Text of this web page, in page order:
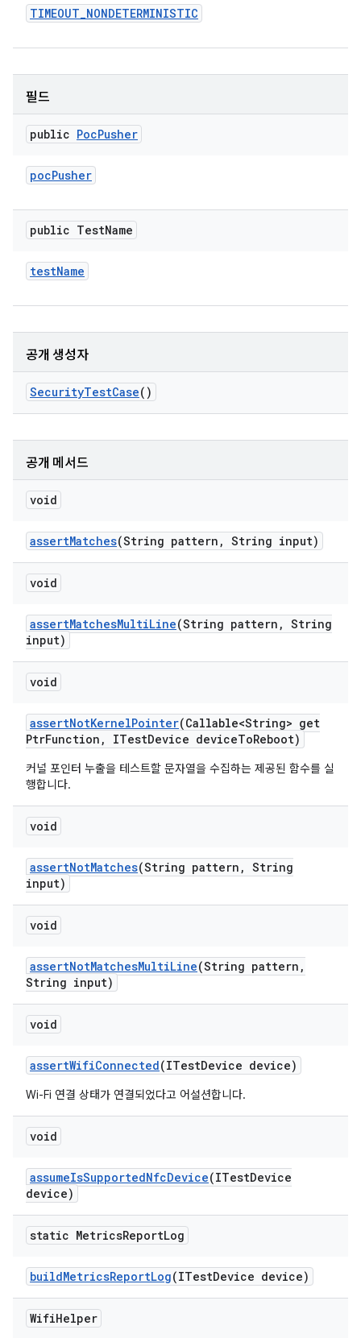
TIMEOUT_NONDETERMINISTIC
필드
public PocPusher
pocPusher
public TestName
testName
공개 생성자
SecurityTestCase()
공개 메서드
void
assertMatches(String pattern , String input)
void
assertMatchesMultiLine(String pattern , String
input)
void
assertNotKernelPointer(Callable<String> get
PtrFunction , ITestDevice deviceToReboot)
커널 포인터 누출을 테스트할 문자열을 수집하는 제공된 함수를 실
행합니다.
void
assertNotMatches(String pattern , String
input)
void
assertNotMatchesMultiLine(String pattern ,
String input)
void
assertWifiConnected(ITestDevice device)
Wi-Fi 연결 상태가 연결되었다고 어설션합니다.
void
assumeIsSupportedNfcDevice(ITestDevice
device)
static MetricsReportLog
buildMetricsReportLog(ITestDevice device)
WifiHelper